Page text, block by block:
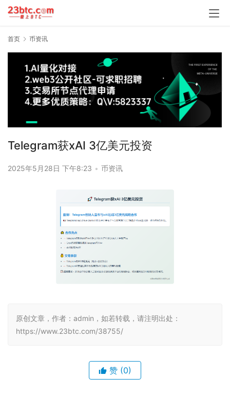
首页 币资讯
Telegram获xAI 3亿美元投资
2025年5月28日 下午8:23 • 币资讯
原创文章，作者：admin，如若转载，请注明出处：
https://www.23btc.com/38755/
赞 (0)